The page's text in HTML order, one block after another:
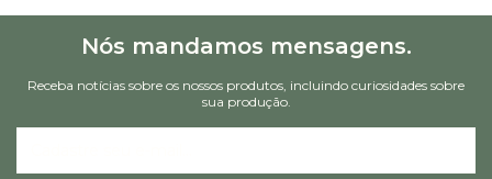
Nós mandamos mensagens.
Receba notícias sobre os nossos produtos, incluindo curiosidades sobre
sua produção.